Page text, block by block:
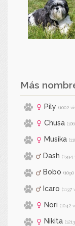
Más
Pily (1002
Chusa
Musika
Dash (1394
Bobo
Icaro (1137
Nori (1042
Nikita